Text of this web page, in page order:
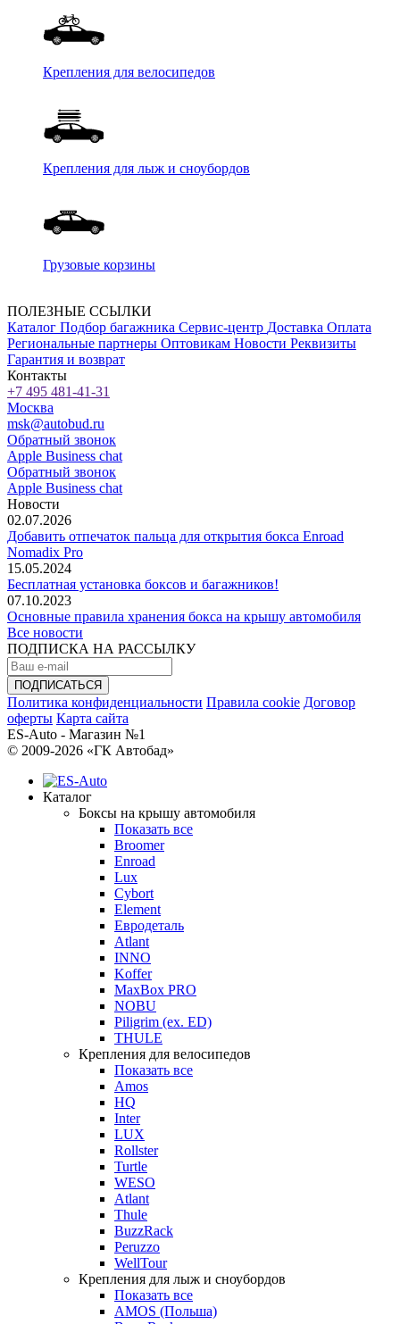
Крепления для велосипедов
Крепления для лыж и сноубордов
Грузовые корзины
ПОЛЕЗНЫЕ ССЫЛКИ
Каталог Подбор багажника Сервис-центр Доставка Оплата
Региональные партнеры Оптовикам Новости Реквизиты
Гарантия и возврат
Контакты
+7 495 481-41-31
Москва
msk@autobud.ru
Обратный звонок
Apple Business chat
Обратный звонок
Apple Business chat
Новости
02.07.2026
Добавить отпечаток пальца для открытия бокса Enroad
Nomadix Pro
15.05.2024
Бесплатная установка боксов и багажников!
07.10.2023
Основные правила хранения бокса на крышу автомобиля
Все новости
ПОДПИСКА НА РАССЫЛКУ
Политика конфиденциальности Правила cookie Договор
оферты Карта сайта
ES-Auto - Магазин №1
© 2009-2026 «ГК Автобад»
Каталог
Боксы на крышу автомобиля
Показать все
Broomer
Enroad
Lux
Cybort
Element
Евродеталь
Atlant
INNO
Koffer
MaxBox PRO
NOBU
Piligrim (ex. ED)
THULE
Крепления для велосипедов
Показать все
Amos
HQ
Inter
LUX
Rollster
Turtle
WESO
Atlant
Thule
BuzzRack
Peruzzo
WellTour
Крепления для лыж и сноубордов
Показать все
AMOS (Польша)